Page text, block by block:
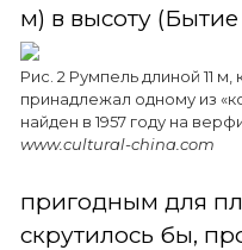
м)
Рис. 2 Румпель длиной 11
принадлежал одному из
найден в 1957 году на
www.cultural-china.com
в высоту (Бытие
пригодным для
скрутилось бы,